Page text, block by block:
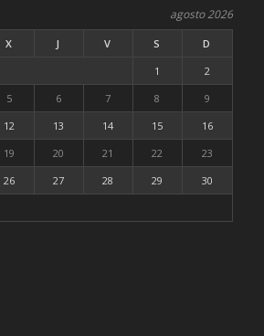
agosto 2026
X J V S
D
1
2
5 6 7 8
9
12 13 14 15
16
19 20 21 22
23
26 27 28 29
30